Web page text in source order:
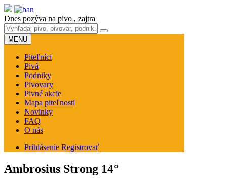
Dnes pozýva na pivo , zajtra
MENU
Piteľníci
Pivá
Podniky
Pivovary
Pivné akcie
Mapa piteľnosti
Novinky
FAQ
O nás
Prihlásenie Registrovať
Ambrosius Strong 14°